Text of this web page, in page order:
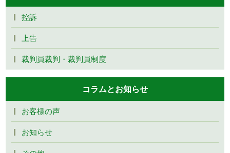
控訴
上告
裁判員裁判・裁判員制度
コラムとお知らせ
お客様の声
お知らせ